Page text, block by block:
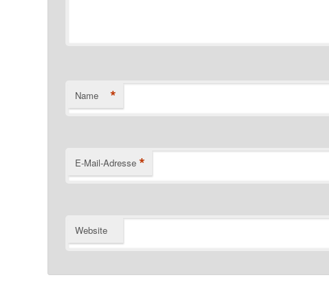
Name *
E-Mail-Adresse *
Website